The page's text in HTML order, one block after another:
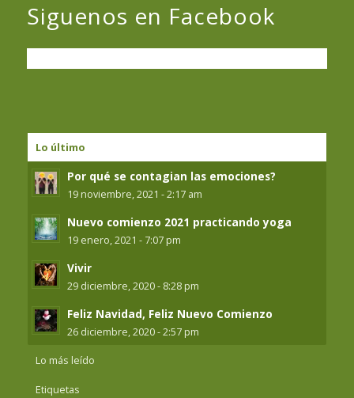
Siguenos en Facebook
Lo último
Por qué se contagian las emociones?
19 noviembre, 2021 - 2:17 am
Nuevo comienzo 2021 practicando yoga
19 enero, 2021 - 7:07 pm
Vivir
29 diciembre, 2020 - 8:28 pm
Feliz Navidad, Feliz Nuevo Comienzo
26 diciembre, 2020 - 2:57 pm
Lo más leído
Etiquetas